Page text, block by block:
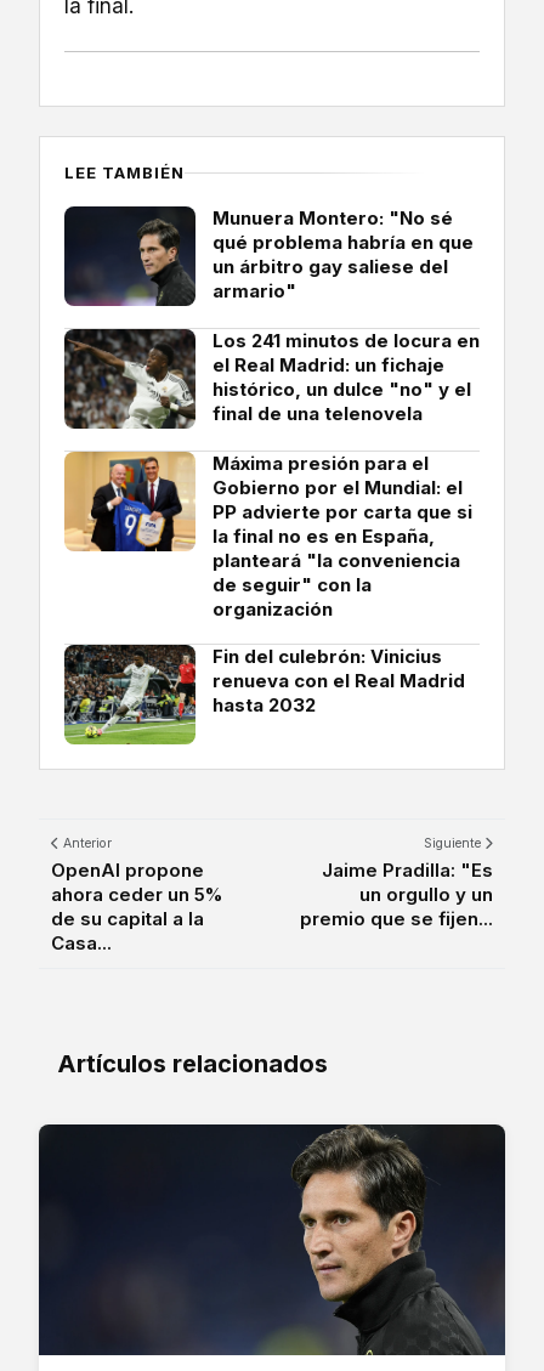
la final.
LEE TAMBIÉN
Munuera Montero: "No sé
qué problema habría en que
un árbitro gay saliese del
armario"
Los 241 minutos de locura en
el Real Madrid: un fichaje
histórico, un dulce "no" y el
final de una telenovela
Máxima presión para el
Gobierno por el Mundial: el
PP advierte por carta que si
la final no es en España,
planteará "la conveniencia
de seguir" con la
organización
Fin del culebrón: Vinicius
renueva con el Real Madrid
hasta 2032
Anterior
OpenAI propone
ahora ceder un 5%
de su capital a la
Casa...
Siguiente
Jaime Pradilla: "Es
un orgullo y un
premio que se fijen...
Artículos relacionados